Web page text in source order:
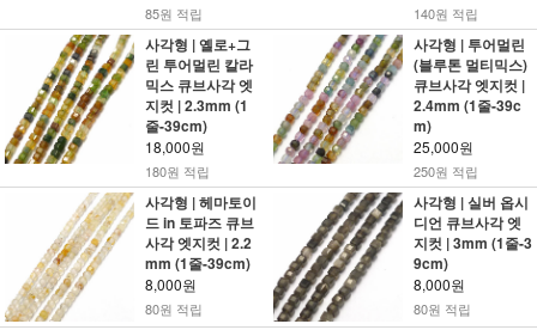
85원 적립 140원 적립
사각형 | 옐로+그
린 투어멀린 칼라
믹스 큐브사각 엣
지컷 | 2.3mm (1
줄-39cm)
18,000원
180원 적립
사각형 | 투어멀린
(블루톤 멀티믹스)
큐브사각 엣지컷 |
2.4mm (1줄-39c
m)
25,000원
250원 적립
사각형 | 헤마토이
드 in 토파즈 큐브
사각 엣지컷 | 2.2
mm (1줄-39cm)
8,000원
80원 적립
사각형 | 실버 옵시
디언 큐브사각 엣
지컷 | 3mm (1줄-3
9cm)
8,000원
80원 적립